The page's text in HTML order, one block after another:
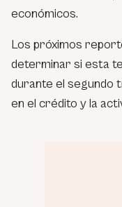
económicos.
Los próximos
determinar si esta
durante el segundo
en el crédito y la